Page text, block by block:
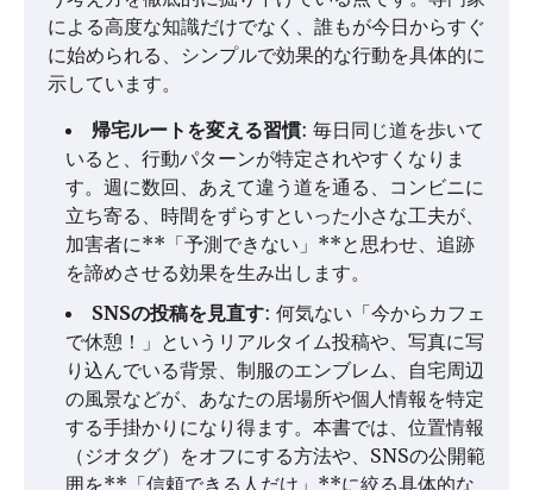
による高度な知識だけでなく、誰もが今日からすぐ
に始められる、シンプルで効果的な行動を具体的に
示しています。
帰宅ルートを変える習慣: 毎日同じ道を歩いて
いると、行動パターンが特定されやすくなりま
す。週に数回、あえて違う道を通る、コンビニに
立ち寄る、時間をずらすといった小さな工夫が、
加害者に**「予測できない」**と思わせ、追跡
を諦めさせる効果を生み出します。
SNSの投稿を見直す: 何気ない「今からカフェ
で休憩！」というリアルタイム投稿や、写真に写
り込んでいる背景、制服のエンブレム、自宅周辺
の風景などが、あなたの居場所や個人情報を特定
する手掛かりになり得ます。本書では、位置情報
（ジオタグ）をオフにする方法や、SNSの公開範
囲を**「信頼できる人だけ」**に絞る具体的な